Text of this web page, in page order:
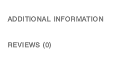
ADDITIONAL INFORMATION
REVIEWS (0)